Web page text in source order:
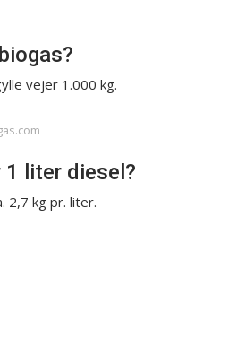
vejer 1.000 kg.
1 liter diesel?
2,7 kg pr. liter.